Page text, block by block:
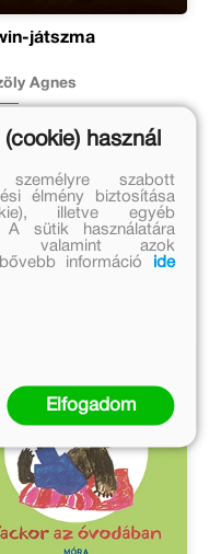
játszma
Ágnes
Ft
ár:
Ft
Előrendelem
használ
személyre szabott
élmény biztosítása
illetve egyéb
A sütik használatára
valamint azok
információ
ide
Elfogadom